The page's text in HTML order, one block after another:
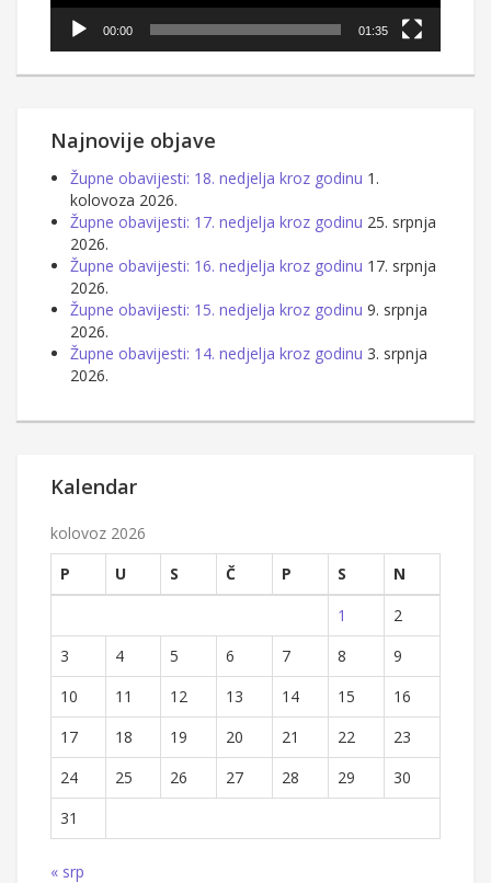
00:00 01:35
Najnovije objave
Župne obavijesti: 18. nedjelja kroz godinu 1.
kolovoza 2026.
Župne obavijesti: 17. nedjelja kroz godinu 25. srpnja
2026.
Župne obavijesti: 16. nedjelja kroz godinu 17. srpnja
2026.
Župne obavijesti: 15. nedjelja kroz godinu 9. srpnja
2026.
Župne obavijesti: 14. nedjelja kroz godinu 3. srpnja
2026.
Kalendar
kolovoz 2026
P
U S Č P S
N
1
2
3
4 5 6 7 8
9
10
11 12 13 14 15
16
17
18 19 20 21 22
23
24
25 26 27 28 29
30
31
« srp